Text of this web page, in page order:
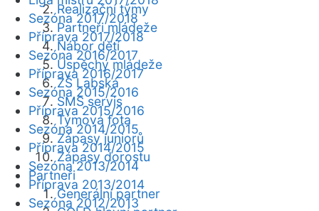
Realizační týmy
Partneři mládeže
Nábor dětí
Úspěchy mládeže
ZŠ Labská
SMS servis
Týmová fota
Zápasy juniorů
Zápasy dorostu
Partneři
Generální partner
Sezóna 2017/2018
Příprava 2017/2018
Sezóna 2016/2017
Příprava 2016/2017
Sezóna 2015/2016
Příprava 2015/2016
Sezóna 2014/2015
Příprava 2014/2015
Sezóna 2013/2014
Příprava 2013/2014
Sezóna 2012/2013